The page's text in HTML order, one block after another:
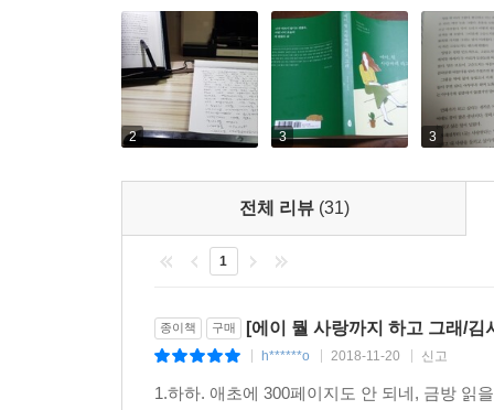
2 3 3
전체 리뷰 (31)
1
종이책 구매 [에이 뭘 사랑까지 하고 그래/
h******o 2018-11-20 신고
1.하하. 애초에 300페이지도 안 되네, 금방 읽